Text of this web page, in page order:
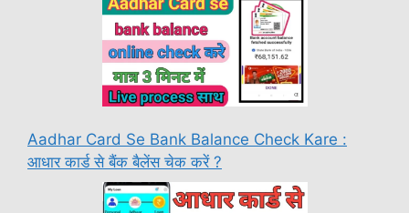
Aadhar Card Se Bank Balance Check Kare :
आधार कार्ड से बैंक बैलेंस चेक करें ?